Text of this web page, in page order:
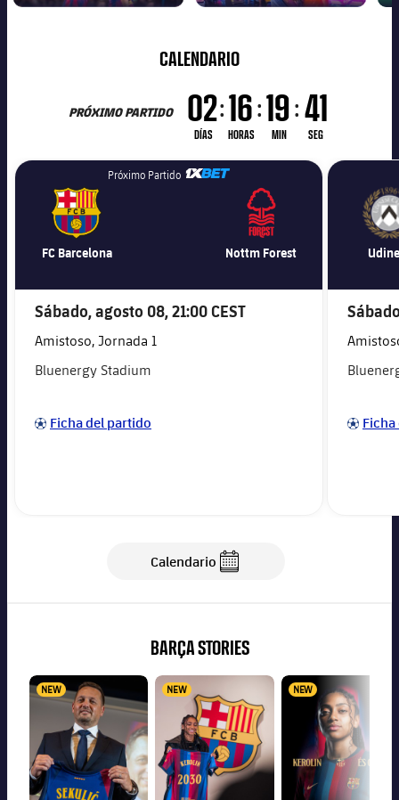
CALENDARIO
PRÓXIMO PARTIDO 02:
DÍAS
16 :
HORAS
19 :
MIN
40
SEG
Próximo Partido
FC Barcelona Nottm Forest
Sábado, agosto 08, 21:00 CEST
Amistoso, Jornada 1
Bluenergy Stadium
Ficha del partido
CalendarioCalendario
BARÇA STORIES
NEW NEW NEW